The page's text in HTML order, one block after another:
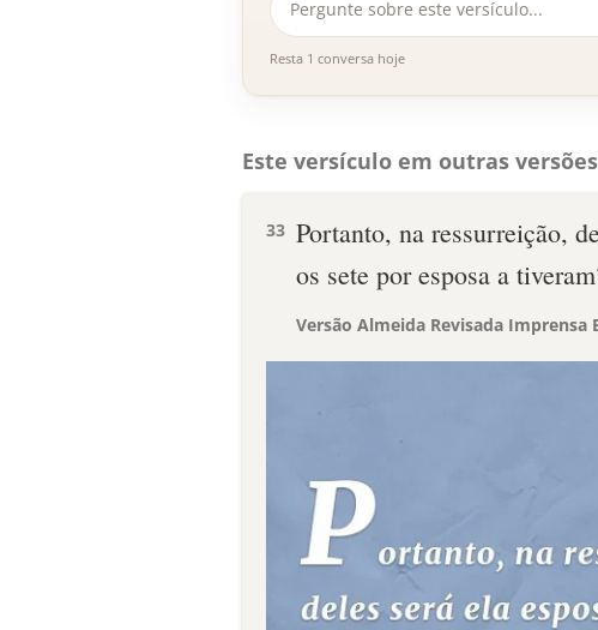
Resta 1 conversa hoje
Este versículo em outras
33 Portanto, na ressurreição,
os sete por esposa a
Versão Almeida Revisada Imprensa